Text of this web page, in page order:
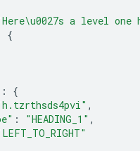
a level one
{
:
{
,
: "HEADING_1" ,